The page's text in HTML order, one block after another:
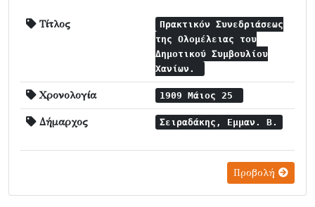
Τίτλος
Πρακτικόν Συνεδριάσεως
της Ολομέλειας του
Δημοτικού Συμβουλίου
Χανίων.
Χρονολογία 1909 Μάιος 25
Δήμαρχος Σειραδάκης, Εμμαν. Β.
Προβολή